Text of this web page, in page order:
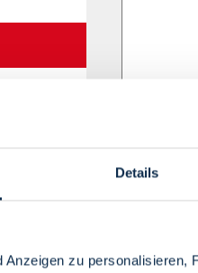
Details
zu personalisieren,